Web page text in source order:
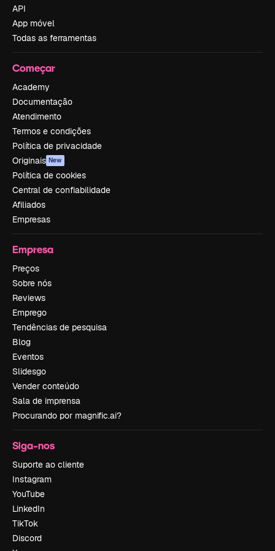
API
App móvel
Todas as ferramentas
Começar
Academy
Documentação
Atendimento
Termos e condições
Política de privacidade
Originais New
Política de cookies
Central de confiabilidade
Afiliados
Empresas
Empresa
Preços
Sobre nós
Reviews
Emprego
Tendências de pesquisa
Blog
Eventos
Slidesgo
Vender conteúdo
Sala de imprensa
Procurando por magnific.ai?
Siga-nos
Suporte ao cliente
Instagram
YouTube
LinkedIn
TikTok
Discord